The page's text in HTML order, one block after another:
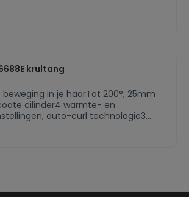
krultang
beweging in je haarTot 200°, 25mm
cilinder4 warmte- en
auto-curl technologie3
4 timerisntellingenauto-off,
mat